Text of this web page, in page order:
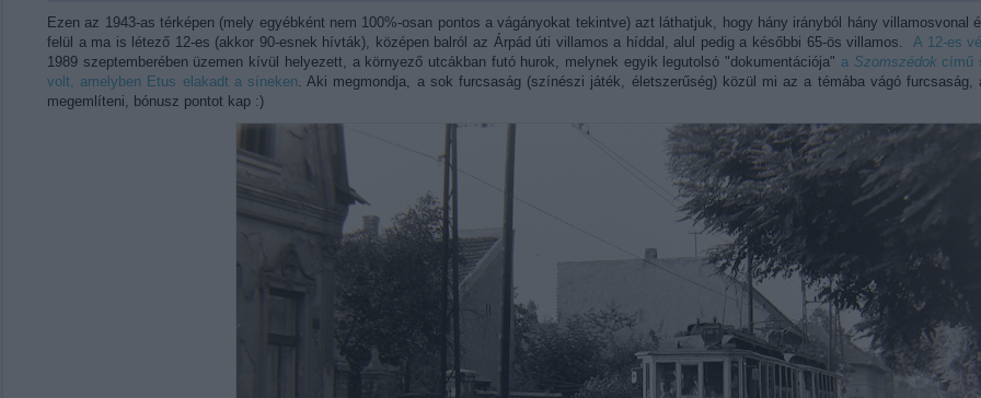
Ezen az 1943-as térképen (mely egyébként nem 100%-osan pontos a vágányokat tekintve) azt láthatjuk, hogy hány irányból hány villamosvonal
felül a ma is létező 12-es (akkor 90-esnek hívták), középen balról az Árpád úti villamos a híddal, alul pedig a későbbi 65-ös villamos.A 12-es
1989 szeptemberében üzemen kívül helyezett, a környező utcákban futó hurok, melynek egyik legutolsó "dokumentációja" a Szomszédokcímű
volt, amelyben Etus elakadt a síneken. Aki megmondja, a sok furcsaság (színészi játék, életszerűség) közül mi az a témába vágó furcsaság,
megemlíteni, bónusz pontot kap :)